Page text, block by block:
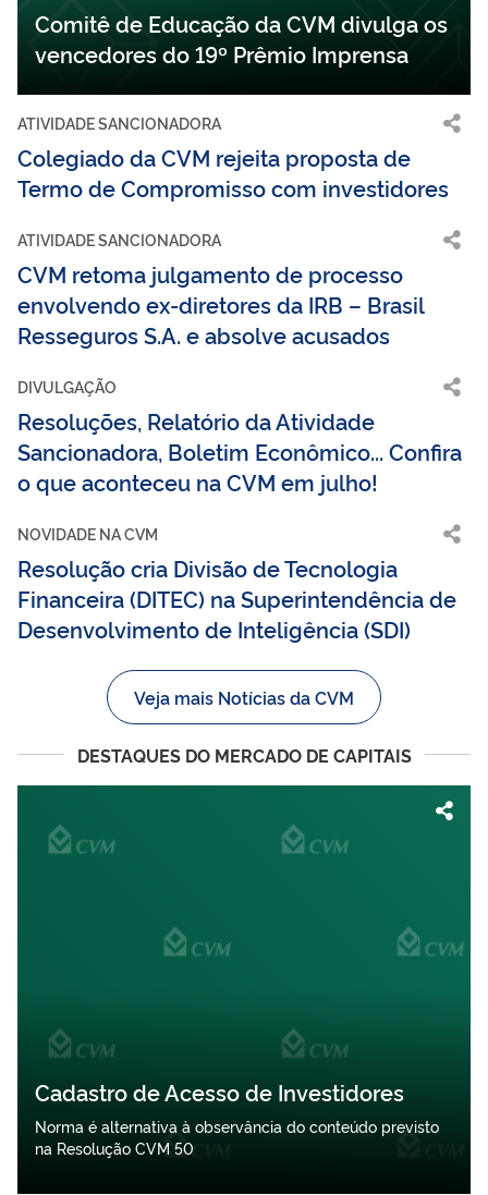
Comitê de Educação da CVM divulga os
vencedores do 19º Prêmio Imprensa
ATIVIDADE SANCIONADORA
Colegiado da CVM rejeita proposta de
Termo de Compromisso com investidores
ATIVIDADE SANCIONADORA
CVM retoma julgamento de processo
envolvendo ex-diretores da IRB – Brasil
Resseguros S.A. e absolve acusados
DIVULGAÇÃO
Resoluções, Relatório da Atividade
Sancionadora, Boletim Econômico... Confira
o que aconteceu na CVM em julho!
NOVIDADE NA CVM
Resolução cria Divisão de Tecnologia
Financeira (DITEC) na Superintendência de
Desenvolvimento de Inteligência (SDI)
Veja mais Notícias da CVM
DESTAQUES DO MERCADO DE CAPITAIS
Cadastro de Acesso de Investidores
Norma é alternativa à observância do conteúdo previsto
na Resolução CVM 50